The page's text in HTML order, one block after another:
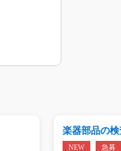
楽器部品の検
NEW 急募